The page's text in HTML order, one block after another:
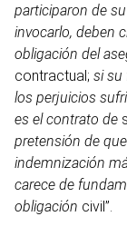
participaron de
invocarlo, deben
obligación del
contractual; si su
los perjuicios
es el contrato de
pretensión de
indemnización
carece de
obligación civil”.